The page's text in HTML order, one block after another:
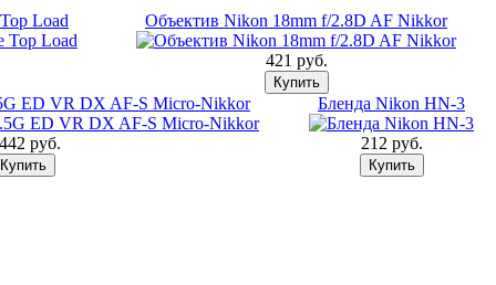
Load Объектив Nikon 18mm f/2.8D AF Nikkor
421 pуб.
ED VR DX AF-S Micro-Nikkor
pуб.
Бленда Nikon HN-3
212 pуб.